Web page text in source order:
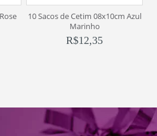
10 Sacos de Cetim 08x10cm Azul
Marinho
R$12,35